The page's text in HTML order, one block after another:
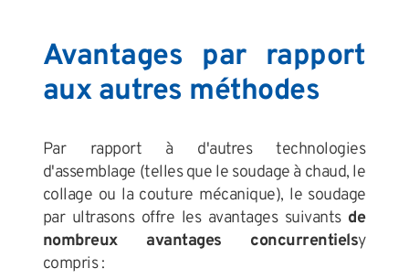
Avantages par rapport
aux autres méthodes
Par rapport à d'autres technologies
d'assemblage (telles que le soudage à chaud, le
collage ou la couture mécanique), le soudage
par ultrasons offre les avantages suivants de
nombreux avantages concurrentielsy
compris :